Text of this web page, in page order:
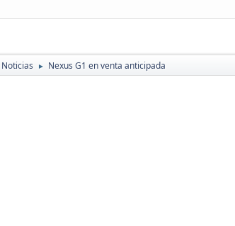
Noticias ► Nexus G1 en venta anticipada